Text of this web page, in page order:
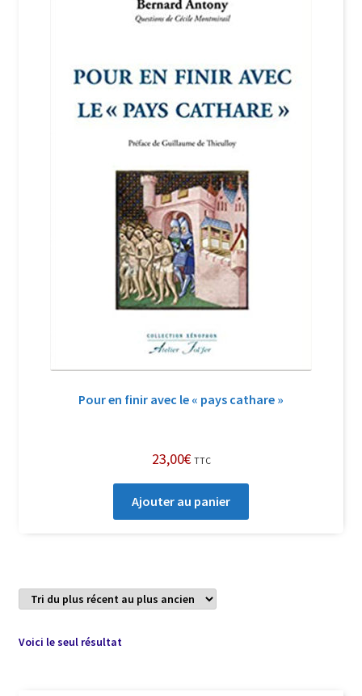
Livres de Peter Randa
Login Customizer
Newsletter
Politique de confidentialité et cookies
Qui sommes-nous ?
Soutien à Philippe Randa
Suivi de la Commande
Pour en finir avec le « pays cathare »
23,00€ TTC
Ajouter au panier
Voici le seul résultat